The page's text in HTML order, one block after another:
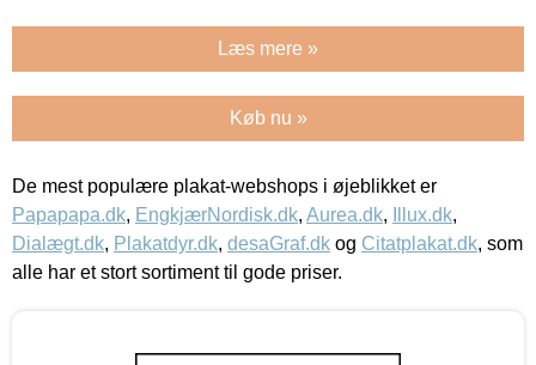
Læs mere »
Køb nu »
De mest populære plakat-webshops i øjeblikket er
Papapapa.dk, EngkjærNordisk.dk, Aurea.dk, Illux.dk,
Dialægt.dk, Plakatdyr.dk, desaGraf.dk og Citatplakat.dk, som
alle har et stort sortiment til gode priser.